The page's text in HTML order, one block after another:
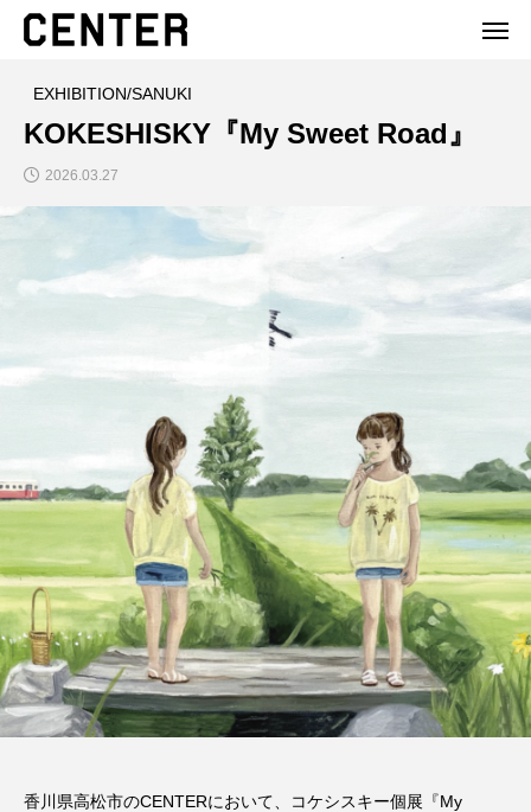
EXHIBITION/SANUKI
KOKESHISKY『My Sweet Road』
2026.03.27
香川県高松市のCENTERにおいて、コケシスキー個展『My